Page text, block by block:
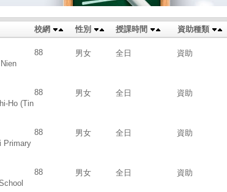
校網 性別 授課時間 資助種類
88 男女 全日 資助
Ho (Tin
88 男女 全日 資助
Primary
88 男女 全日 資助
88 男女 全日 資助